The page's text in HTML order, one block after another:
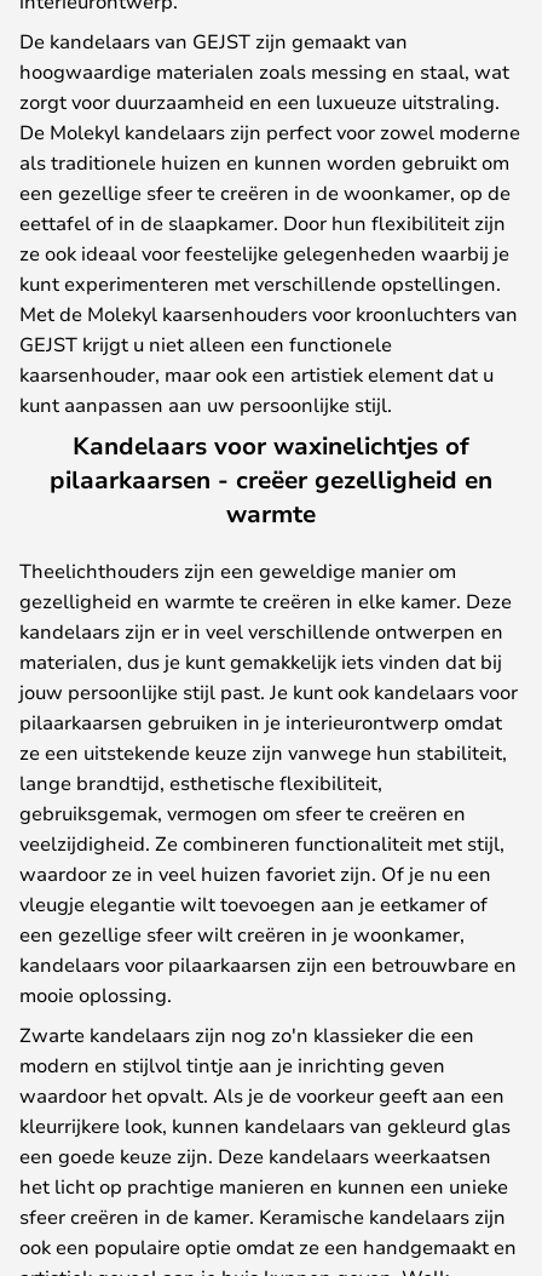
De kandelaars van GEJST zijn gemaakt van
hoogwaardige materialen zoals messing en staal, wat
zorgt voor duurzaamheid en een luxueuze uitstraling.
De Molekyl kandelaars zijn perfect voor zowel moderne
als traditionele huizen en kunnen worden gebruikt om
een gezellige sfeer te creëren in de woonkamer, op de
eettafel of in de slaapkamer. Door hun flexibiliteit zijn
ze ook ideaal voor feestelijke gelegenheden waarbij je
kunt experimenteren met verschillende opstellingen.
Met de Molekyl kaarsenhouders voor kroonluchters van
GEJST krijgt u niet alleen een functionele
kaarsenhouder, maar ook een artistiek element dat u
kunt aanpassen aan uw persoonlijke stijl.
Kandelaars voor waxinelichtjes of
pilaarkaarsen - creëer gezelligheid en
warmte
Theelichthouders zijn een geweldige manier om
gezelligheid en warmte te creëren in elke kamer. Deze
kandelaars zijn er in veel verschillende ontwerpen en
materialen, dus je kunt gemakkelijk iets vinden dat bij
jouw persoonlijke stijl past. Je kunt ook kandelaars voor
pilaarkaarsen gebruiken in je interieurontwerp omdat
ze een uitstekende keuze zijn vanwege hun stabiliteit,
lange brandtijd, esthetische flexibiliteit,
gebruiksgemak, vermogen om sfeer te creëren en
veelzijdigheid. Ze combineren functionaliteit met stijl,
waardoor ze in veel huizen favoriet zijn. Of je nu een
vleugje elegantie wilt toevoegen aan je eetkamer of
een gezellige sfeer wilt creëren in je woonkamer,
kandelaars voor pilaarkaarsen zijn een betrouwbare en
mooie oplossing.
Zwarte kandelaars zijn nog zo'n klassieker die een
modern en stijlvol tintje aan je inrichting geven
waardoor het opvalt. Als je de voorkeur geeft aan een
kleurrijkere look, kunnen kandelaars van gekleurd glas
een goede keuze zijn. Deze kandelaars weerkaatsen
het licht op prachtige manieren en kunnen een unieke
sfeer creëren in de kamer. Keramische kandelaars zijn
ook een populaire optie omdat ze een handgemaakt en